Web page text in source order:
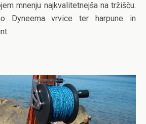
mnenju najkvalitetnejša na tržišču.
Dyneema vrvice ter harpune in